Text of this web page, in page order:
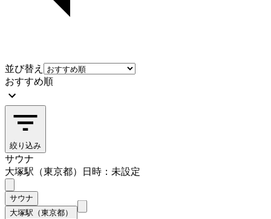
並び替え
おすすめ順
絞り込み
サウナ
大塚駅（東京都）
日時：未設定
サウナ
大塚駅（東京都）